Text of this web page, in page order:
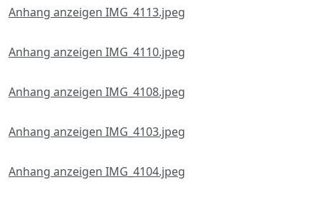
Anhang anzeigen IMG_4113.jpeg
Anhang anzeigen IMG_4110.jpeg
Anhang anzeigen IMG_4108.jpeg
Anhang anzeigen IMG_4103.jpeg
Anhang anzeigen IMG_4104.jpeg